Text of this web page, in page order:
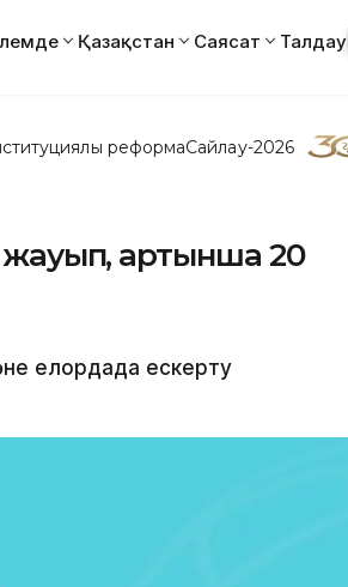
Қазақстан Саясат Талдау
реформаСайлау-2026
жауып, артынша 20
елордада ескерту